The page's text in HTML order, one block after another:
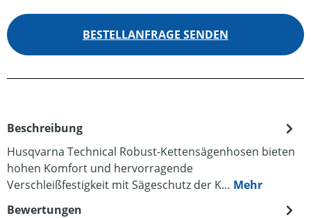
BESTELLANFRAGE SENDEN
Beschreibung
Husqvarna Technical Robust-Kettensägenhosen bieten
hohen Komfort und hervorragende
Verschleißfestigkeit mit Sägeschutz der K… Mehr
Bewertungen